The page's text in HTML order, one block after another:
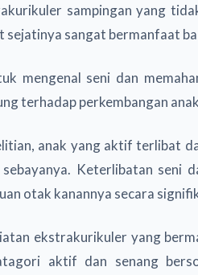
sampingan yang
sangat bermanfaat
mengenal seni dan
terhadap perkembangan
anak yang aktif terlibat
Keterlibatan seni
otak kanannya secara
ekstrakurikuler yang
aktif dan senang